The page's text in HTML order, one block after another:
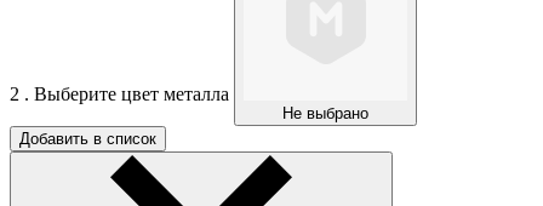
2 . Выберите цвет металла
Не выбрано
Добавить в список